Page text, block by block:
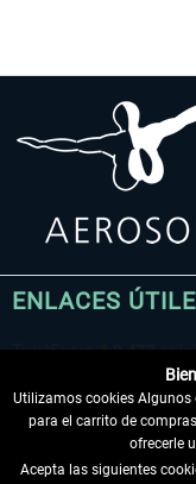
ENLACES
Utilizamos cookies Algunos
para el carrito de
ofrecerle
Acepta las siguientes